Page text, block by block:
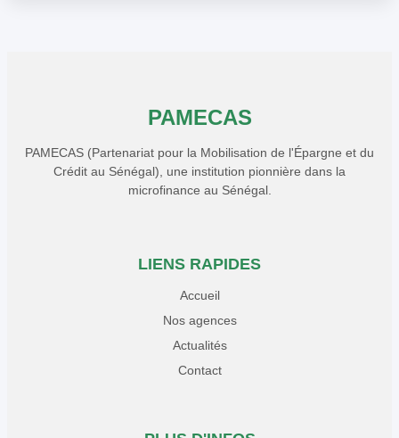
PAMECAS
PAMECAS (Partenariat pour la Mobilisation de l'Épargne et du
Crédit au Sénégal), une institution pionnière dans la
microfinance au Sénégal.
LIENS RAPIDES
Accueil
Nos agences
Actualités
Contact